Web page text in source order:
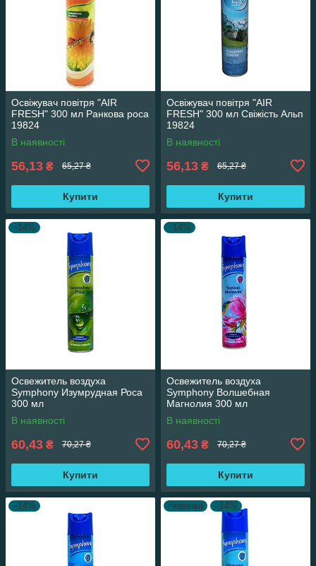
Освіжувач повітря "AIR
FRESH" 300 мл Ранкова роса
19824
В наявності
56,13 ₴ 65,27 ₴
Купити
Освіжувач повітря "AIR
FRESH" 300 мл Свіжість Альп
19824
В наявності
56,13 ₴ 65,27 ₴
Купити
–14%
Освежитель воздуха
Symphony Изумрудная Роса
300 мл
В наявності
60,43 ₴ 70,27 ₴
Купити
–14%
Освежитель воздуха
Symphony Волшебная
Магнолия 300 мл
В наявності
60,43 ₴ 70,27 ₴
Купити
–14% Новинка –14%